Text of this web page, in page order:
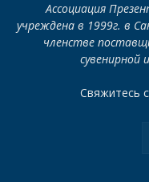
Ассоциация
учреждена в 1999г. в
членстве
сувенирной
Свяжитесь